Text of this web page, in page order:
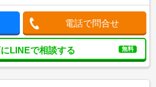
電話で問合せ
LINEで相談する 無料